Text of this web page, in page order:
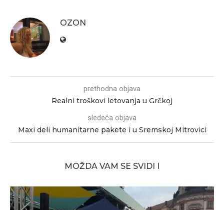
OZON
prethodna objava
Realni troškovi letovanja u Grčkoj
sledeća objava
Maxi deli humanitarne pakete i u Sremskoj Mitrovici
MOŽDA VAM SE SVIDI I